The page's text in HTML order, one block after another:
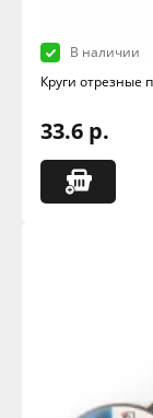
В наличии
Круги отрезные
33.6 р.